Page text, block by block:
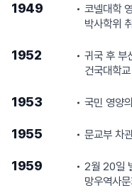
1949
코넬대학
박사학위
1952
귀국 후 부
건국대학
1953 국민 영양
1955 문교부 차
1959
2월 20일
망우역사